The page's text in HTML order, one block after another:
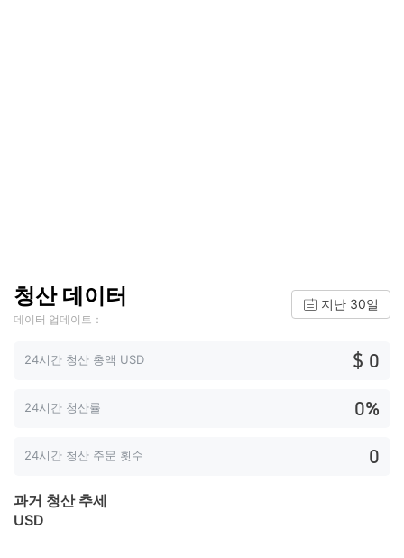
청산 데이터
데이터 업데이트：
지난 30일
24시간 청산 총액 USD $ 0
24시간 청산률 0%
24시간 청산 주문 횟수 0
과거 청산 추세
USD